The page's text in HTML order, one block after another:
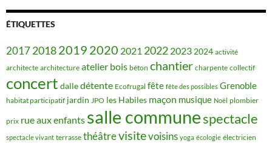
ÉTIQUETTES
201720182019 2020 2021 2022 2023 2024 activité
architecte architecture atelier bois béton chantier charpente collectif
concert dalledétente Ecofrugal fête fête des possibles Grenoble
habitat participatif jardin JPO les Habiles maçon musique Noël plombier
prix rue aux enfants salle communespectacle
spectacle vivant terrasse théâtrevisitevoisins yoga écologie électricien